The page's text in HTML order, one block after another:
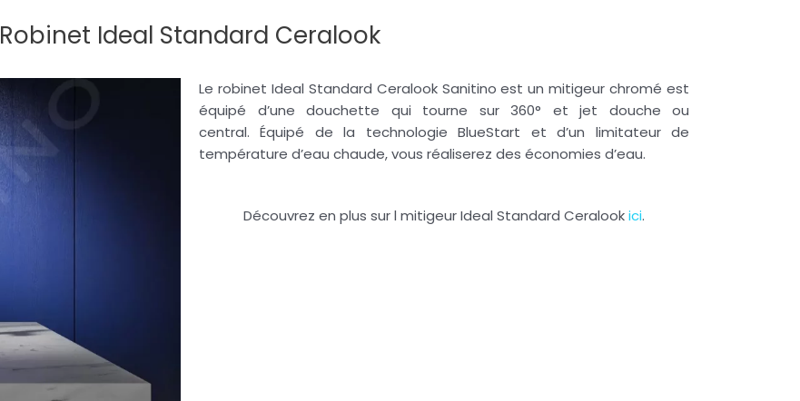
Robinet Ideal Standard Ceralook
Le robinet Ideal Standard Ceralook Sanitino est un mitigeur chromé est
équipé d’une douchette qui tourne sur 360° et jet douche ou
central. Équipé de la technologieBlueStart et d’un limitateur de
température d’eau chaude, vous réaliserez des économies d’eau.
Découvrez en plus sur l mitigeur Ideal Standard Ceralookici.